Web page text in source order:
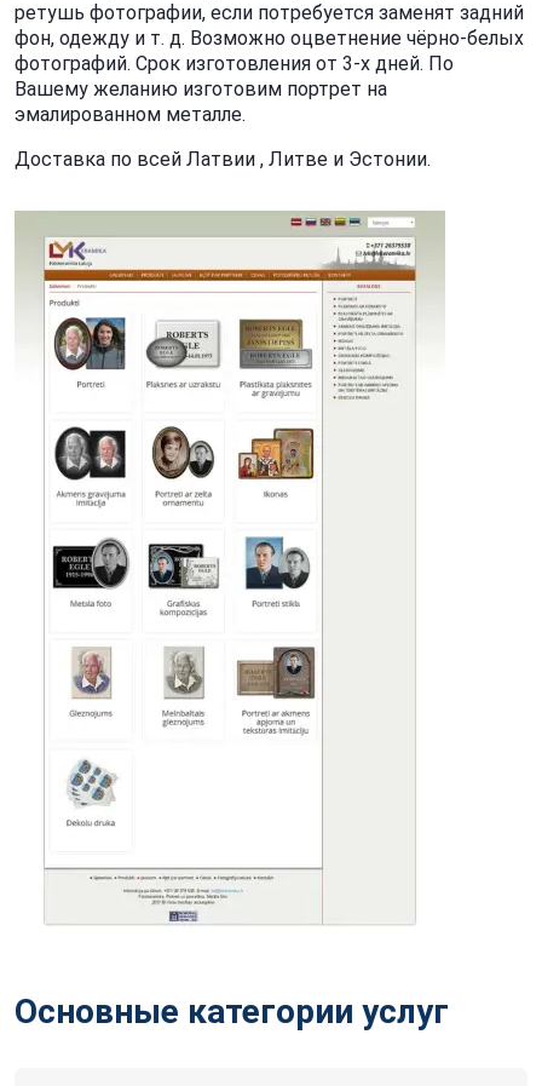
ретушь фотографии, если потребуется заменят задний
фон, одежду и т. д. Возможно оцветнение чёрно-белых
фотографий. Срок изготовления от 3-х дней. По
Вашему желанию изготовим портрет на
эмалированном металле.
Доставка по всей Латвии , Литве и Эстонии.
Основные категории услуг